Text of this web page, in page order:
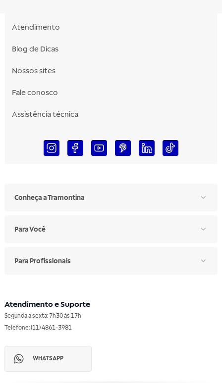
Atendimento
Blog de Dicas
Nossos sites
Fale conosco
Assistência técnica
Conheça a Tramontina
Para Você
Para Profissionais
Atendimento e Suporte
Segunda a sexta: 7h30 às 17h
Telefone: (11) 4861-3981
WHATSAPP